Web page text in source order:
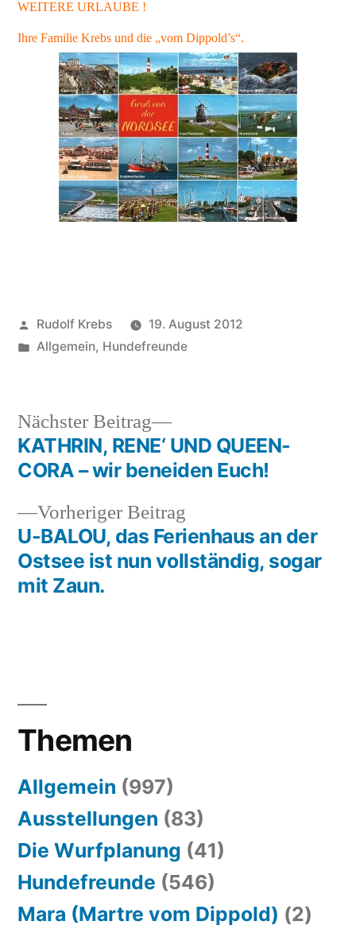
WEITERE URLAUBE !
Ihre Familie Krebs und die „vom Dippold’s“.
Veröffentlicht
von
Rudolf Krebs
19. August 2012
Veröffentlicht
Allgemein, Hundefreunde
Beitragsnavigation
Vorheriger Beitrag
Beitrag:
U-BALOU, das Ferienhaus an der
Ostsee ist nun vollständig, sogar
mit Zaun.
Nächster Beitrag
Nächster
Beitrag:
KATHRIN, RENE‘ UND QUEEN-
CORA – wir beneiden Euch!
Themen
Allgemein (997)
Ausstellungen (83)
Die Wurfplanung (41)
Hundefreunde (546)
Mara (Martre vom Dippold) (2)